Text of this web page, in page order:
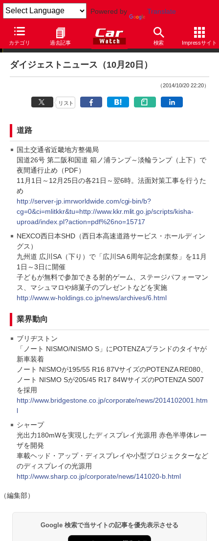
Powered by Translate
カテゴリ 過去記事 検索 Impressサイト
ダイジェストニュース
ダイジェストニュース（10月20日）
（2014/10/20 22:20）
リスト
道路
国土交通省近畿地方整備局
国道26号 第二阪和国道 箱ノ浦ランプ～淡輪ランプ（上下）で
夜間通行止め（PDF）
11月1日～12月25日の各21日～翌6時。法面対策工事を行うた
め
http://server-jp.imrworldwide.com/cgi-bin/b?
cg=0&ci=mlitkkr&tu=http://www.kkr.mlit.go.jp/scripts/kisha-
uproad/index.pl?action=pdf%26no=15717
NEXCO西日本SHD（西日本高速道路サービス・ホールディン
グス）
九州道 広川SA（下り）で「広川SA 6周年記念創業祭」を11月
1日～3日に開催
子どもが無料で参加できる射的ゲーム、ステージパフォーマン
ス、マシュマロや綿菓子のプレゼントなどを実施
http://www.w-holdings.co.jp/news/archives/6.html
業界動向
ブリヂストン
「ノート NISMO/NISMO S」にPOTENZAブランドのタイヤが
新車装着
ノート NISMOが195/55 R16 87VサイズのPOTENZA RE080、
ノート NISMO Sが205/45 R17 84WサイズのPOTENZA S007
を採用
http://www.bridgestone.co.jp/corporate/news/2014102001.htm
l
シャープ
光出力180mWを実現したディスプレイ光源用 赤色半導体レー
ザを開発
車載ヘッド・アップ・ディスプレイや小型プロジェクターなど
のディスプレイの光源用
http://www.sharp.co.jp/corporate/news/141020-b.html
（編集部）
Google 検索で当サイトの記事を優先表示させる